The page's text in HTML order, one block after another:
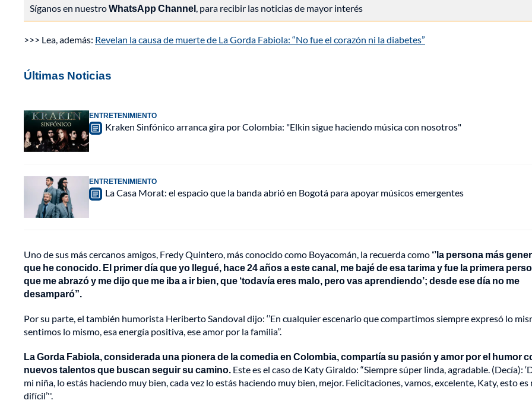
Síganos en nuestroWhatsApp Channel, para recibir las noticias de mayor interés
>>> Lea, además: Revelan la causa de muerte de La Gorda Fabiola: “No fue el corazón ni la diabetes”
Últimas Noticias
ENTRETENIMIENTO
Kraken Sinfónico arranca gira por Colombia: "Elkin sigue haciendo música con nosotros"
ENTRETENIMIENTO
La Casa Morat: el espacio que la banda abrió en Bogotá para apoyar músicos emergentes
Uno de sus más cercanos amigos, Fredy Quintero, más conocido como Boyacomán, la recuerda como ‘’la persona más
que he conocido. El primer día que yo llegué, hace 24 años a este canal, me bajé de esa tarima y fue la primera
que me abrazó y me dijo que me iba a ir bien, que ‘todavía eres malo, pero vas aprendiendo’; desde ese día no me
desamparó”.
Por su parte, el también humorista Heriberto Sandoval dijo: ‘’En cualquier escenario que compartimos siempre expresó lo
sentimos lo mismo, esa energía positiva, ese amor por la familia’’.
La Gorda Fabiola, considerada una pionera de la comedia en Colombia, compartía su pasión y amor por el humor
nuevos talentos que buscan seguir su camino. Este es el caso de Katy Giraldo: “Siempre súper linda, agradable. (Decía):
mi niña, lo estás haciendo muy bien, cada vez lo estás haciendo muy bien, mejor. Felicitaciones, vamos, excelente, Katy, esto es
difícil’''.